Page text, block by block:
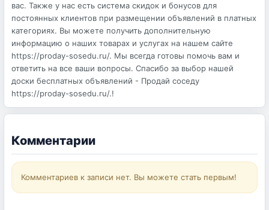
вас. Также у нас есть система скидок и бонусов для
постоянных клиентов при размещении объявлений в платных
категориях. Вы можете получить дополнительную
информацию о наших товарах и услугах на нашем сайте
https://proday-sosedu.ru/. Мы всегда готовы помочь вам и
ответить на все ваши вопросы. Спасибо за выбор нашей
доски бесплатных объявлений - Продай соседу
https://proday-sosedu.ru/.!
Комментарии
Комментариев к записи нет. Вы можете стать первым!